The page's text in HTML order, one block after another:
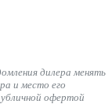
дилера менять
и место его
офертой